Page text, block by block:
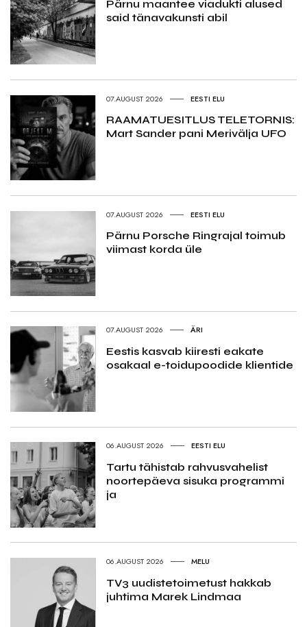
Pärnu maantee viadukti alused
said tänavakunsti abil
07.AUGUST 2026 EESTI ELU
RAAMATUESITLUS TELETORNIS:
Mart Sander pani Merivälja UFO
07.AUGUST 2026 EESTI ELU
Pärnu Porsche Ringrajal toimub
viimast korda üle
07.AUGUST 2026 ÄRI
Eestis kasvab kiiresti eakate
osakaal e-toidupoodide klientide
06.AUGUST 2026 EESTI ELU
Tartu tähistab rahvusvahelist
noortepäeva sisuka programmi
ja
06.AUGUST 2026 MELU
TV3 uudistetoimetust hakkab
juhtima Marek Lindmaa